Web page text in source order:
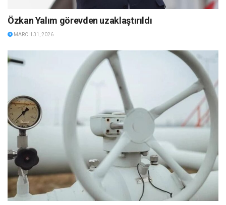
Özkan Yalım görevden uzaklaştırıldı
MARCH 31, 2026